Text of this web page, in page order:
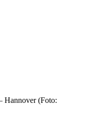
Hannover (Foto: